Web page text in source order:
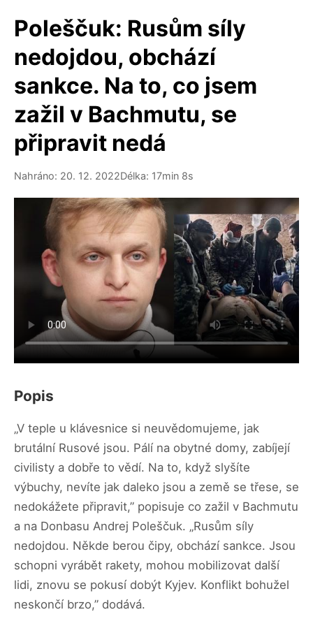
Poleščuk: Rusům síly
nedojdou, obchází
sankce. Na to, co jsem
zažil v Bachmutu, se
připravit nedá
Nahráno: 20. 12. 2022Délka: 17min 8s
Popis
„V teple u klávesnice si neuvědomujeme, jak
brutální Rusové jsou. Pálí na obytné domy, zabíjejí
civilisty a dobře to vědí. Na to, když slyšíte
výbuchy, nevíte jak daleko jsou a země se třese, se
nedokážete připravit,” popisuje co zažil v Bachmutu
a na Donbasu Andrej Poleščuk. „Rusům síly
nedojdou. Někde berou čipy, obchází sankce. Jsou
schopni vyrábět rakety, mohou mobilizovat další
lidi, znovu se pokusí dobýt Kyjev. Konflikt bohužel
neskončí brzo,” dodává.